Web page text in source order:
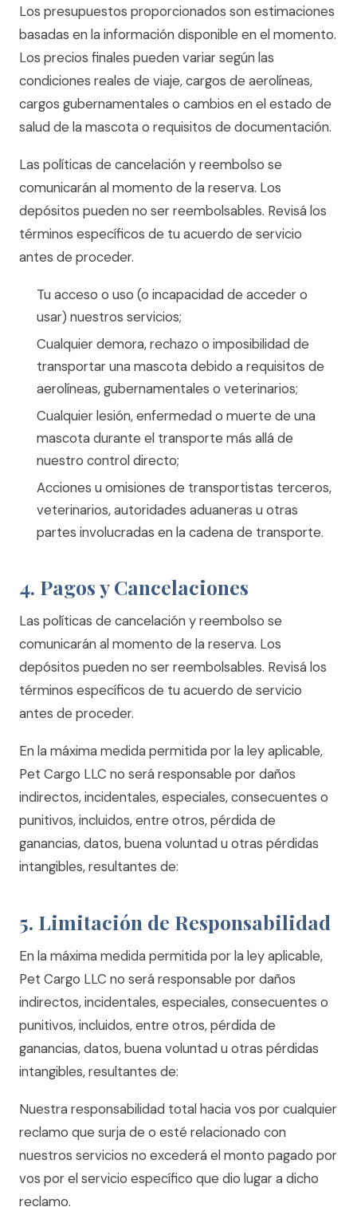
Los presupuestos proporcionados son estimaciones
basadas en la información disponible en el momento.
Los precios finales pueden variar según las
condiciones reales de viaje, cargos de aerolíneas,
cargos gubernamentales o cambios en el estado de
salud de la mascota o requisitos de documentación.
Las políticas de cancelación y reembolso se
comunicarán al momento de la reserva. Los
depósitos pueden no ser reembolsables. Revisá los
términos específicos de tu acuerdo de servicio
antes de proceder.
Tu acceso o uso (o incapacidad de acceder o
usar) nuestros servicios;
Cualquier demora, rechazo o imposibilidad de
transportar una mascota debido a requisitos de
aerolíneas, gubernamentales o veterinarios;
Cualquier lesión, enfermedad o muerte de una
mascota durante el transporte más allá de
nuestro control directo;
Acciones u omisiones de transportistas terceros,
veterinarios, autoridades aduaneras u otras
partes involucradas en la cadena de transporte.
4. Pagos y Cancelaciones
Las políticas de cancelación y reembolso se
comunicarán al momento de la reserva. Los
depósitos pueden no ser reembolsables. Revisá los
términos específicos de tu acuerdo de servicio
antes de proceder.
En la máxima medida permitida por la ley aplicable,
Pet Cargo LLC no será responsable por daños
indirectos, incidentales, especiales, consecuentes o
punitivos, incluidos, entre otros, pérdida de
ganancias, datos, buena voluntad u otras pérdidas
intangibles, resultantes de:
5. Limitación de Responsabilidad
En la máxima medida permitida por la ley aplicable,
Pet Cargo LLC no será responsable por daños
indirectos, incidentales, especiales, consecuentes o
punitivos, incluidos, entre otros, pérdida de
ganancias, datos, buena voluntad u otras pérdidas
intangibles, resultantes de:
Nuestra responsabilidad total hacia vos por cualquier
reclamo que surja de o esté relacionado con
nuestros servicios no excederá el monto pagado por
vos por el servicio específico que dio lugar a dicho
reclamo.